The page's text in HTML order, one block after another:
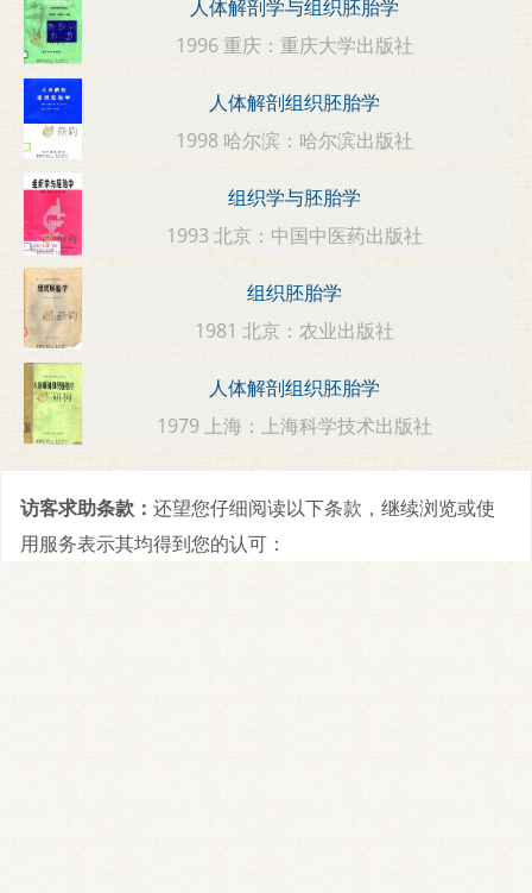
人体解剖学与组织胚胎学
1996 重庆：重庆大学出版社
人体解剖组织胚胎学
1998 哈尔滨：哈尔滨出版社
组织学与胚胎学
1993 北京：中国中医药出版社
组织胚胎学
1981 北京：农业出版社
人体解剖组织胚胎学
1979 上海：上海科学技术出版社
访客求助条款： 还望您仔细阅读以下条款，继续浏览或使
用服务表示其均得到您的认可：